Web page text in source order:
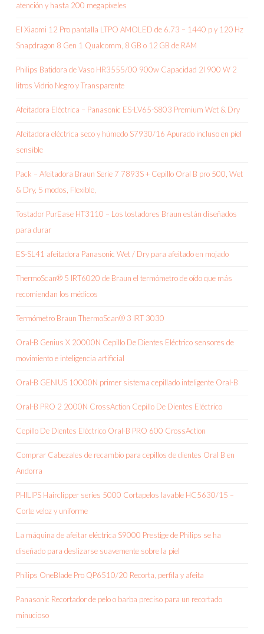
atención y hasta 200 megapíxeles
El Xiaomi 12 Pro pantalla LTPO AMOLED de 6.73 – 1440 p y 120 Hz
Snapdragon 8 Gen 1 Qualcomm, 8 GB o 12 GB de RAM
Philips Batidora de Vaso HR3555/00 900w Capacidad 2l 900 W 2
litros Vidrio Negro y Transparente
Afeitadora Eléctrica – Panasonic ES-LV65-S803 Premium Wet & Dry
Afeitadora eléctrica seco y húmedo S7930/16 Apurado incluso en piel
sensible
Pack – Afeitadora Braun Serie 7 7893S + Cepillo Oral B pro 500, Wet
& Dry, 5 modos, Flexible,
Tostador PurEase HT3110 – Los tostadores Braun están diseñados
para durar
ES-SL41 afeitadora Panasonic Wet / Dry para afeitado en mojado
ThermoScan® 5 IRT6020 de Braun el termómetro de oído que más
recomiendan los médicos
Termómetro Braun ThermoScan® 3 IRT 3030
Oral-B Genius X 20000N Cepillo De Dientes Eléctrico sensores de
movimiento e inteligencia artificial
Oral-B GENIUS 10000N primer sistema cepillado inteligente Oral-B
Oral-B PRO 2 2000N CrossAction Cepillo De Dientes Eléctrico
Cepillo De Dientes Eléctrico Oral-B PRO 600 CrossAction
Comprar Cabezales de recambio para cepillos de dientes Oral B en
Andorra
PHILIPS Hairclipper series 5000 Cortapelos lavable HC5630/15 –
Corte veloz y uniforme
La máquina de afeitar eléctrica S9000 Prestige de Philips se ha
diseñado para deslizarse suavemente sobre la piel
Philips OneBlade Pro QP6510/20 Recorta, perfila y afeita
Panasonic Recortador de pelo o barba preciso para un recortado
minucioso